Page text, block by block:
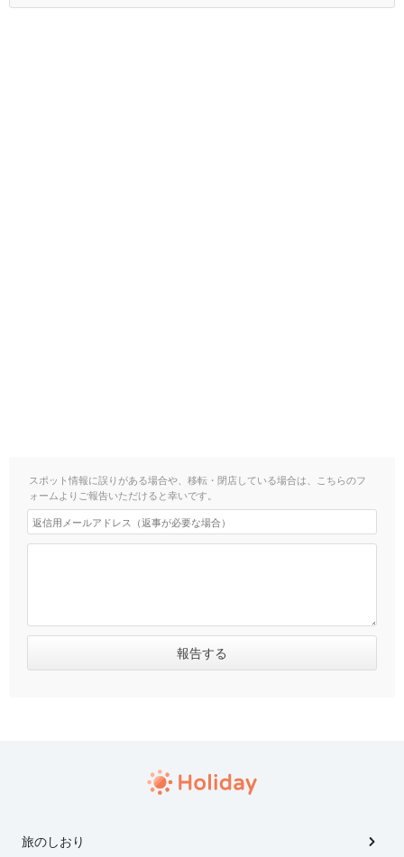
スポット情報に誤りがある場合や、移転・閉店している場合は、こちらのフ
ォームよりご報告いただけると幸いです。
旅のしおり